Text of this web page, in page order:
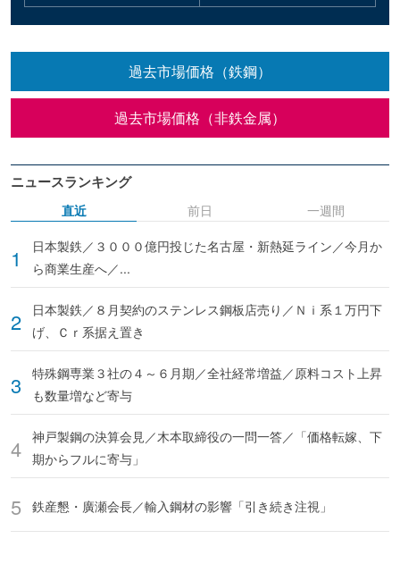
過去市場価格（鉄鋼）
過去市場価格（非鉄金属）
ニュースランキング
直近
日本製鉄／３０００億円投じた名古屋・新熱延ライン／今月か
ら商業生産へ／...
日本製鉄／８月契約のステンレス鋼板店売り／Ｎｉ系１万円下
げ、Ｃｒ系据え置き
特殊鋼専業３社の４～６月期／全社経常増益／原料コスト上昇
も数量増など寄与
神戸製鋼の決算会見／木本取締役の一問一答／「価格転嫁、下
期からフルに寄与」
鉄産懇・廣瀬会長／輸入鋼材の影響「引き続き注視」
前日 一週間